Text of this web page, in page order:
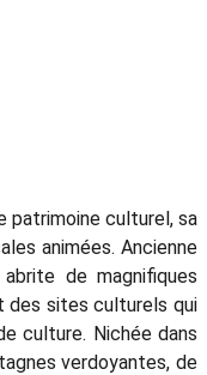
patrimoine culturel, sa
animées. Ancienne
de magnifiques
des sites culturels qui
culture. Nichée dans
verdoyantes, de